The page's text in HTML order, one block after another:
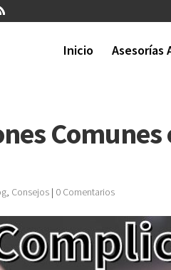
Inicio Asesorías
Comunes
, Consejos | 0 Comentarios